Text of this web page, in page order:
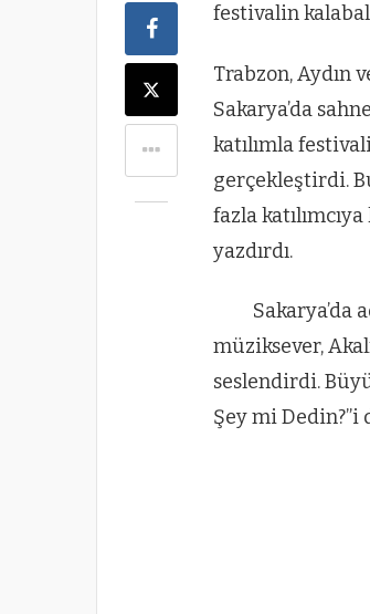
festivalin
Trabzon, Aydın
Sakarya’da
katılımla
gerçekleştirdi.
fazla
yazdırdı.
Sakarya’da
müziksever,
seslendirdi.
Şey mi Dedin?”i